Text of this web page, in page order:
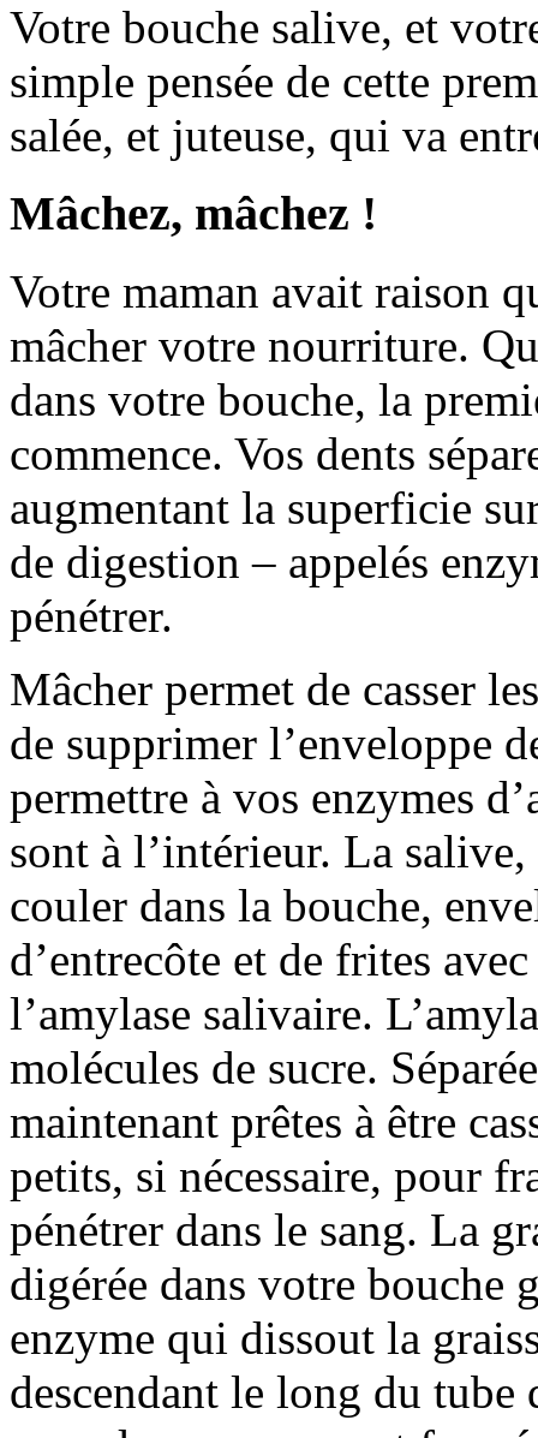
Votre bouche salive, et
simple pensée de cette
salée, et juteuse, qui va
Mâchez, mâchez !
Votre maman avait raison
mâcher votre nourriture.
dans votre bouche, la
commence. Vos dents
augmentant la superficie
de digestion – appelés
pénétrer.
Mâcher permet de casser
de supprimer l’enveloppe
permettre à vos enzymes
sont à l’intérieur. La
couler dans la bouche,
d’entrecôte et de frites
l’amylase salivaire.
molécules de sucre.
maintenant prêtes à être
petits, si nécessaire, pour
pénétrer dans le sang. La
digérée dans votre bouche
enzyme qui dissout la
descendant le long du